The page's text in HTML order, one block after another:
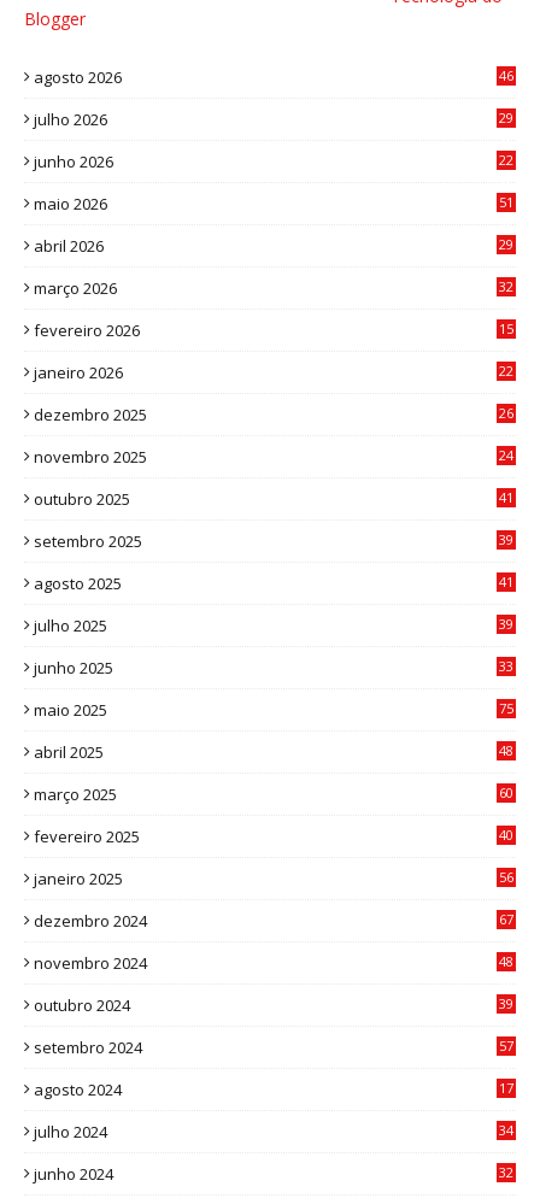
Blogger
agosto 2026 46
julho 2026
29
junho 2026
22
maio 2026
51
abril 2026
29
março 2026
32
fevereiro 2026
15
janeiro 2026
22
dezembro 2025
26
novembro 2025
24
outubro 2025
41
setembro 2025
39
agosto 2025
41
julho 2025
39
junho 2025
33
maio 2025 75
abril 2025
48
março 2025
60
fevereiro 2025
40
janeiro 2025
56
dezembro 2024
67
novembro 2024
48
outubro 2024
39
setembro 2024
57
agosto 2024
17
julho 2024
34
junho 2024
32